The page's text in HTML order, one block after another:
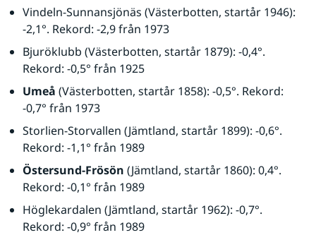
Vindeln-Sunnansjönäs (Västerbotten, startår 1946):
-2,1°. Rekord: -2,9 från 1973
Bjuröklubb (Västerbotten, startår 1879): -0,4°.
Rekord: -0,5° från 1925
Umeå (Västerbotten, startår 1858): -0,5°. Rekord:
-0,7° från 1973
Storlien-Storvallen (Jämtland, startår 1899): -0,6°.
Rekord: -1,1° från 1989
Östersund-Frösön (Jämtland, startår 1860): 0,4°.
Rekord: -0,1° från 1989
Höglekardalen (Jämtland, startår 1962): -0,7°.
Rekord: -0,9° från 1989